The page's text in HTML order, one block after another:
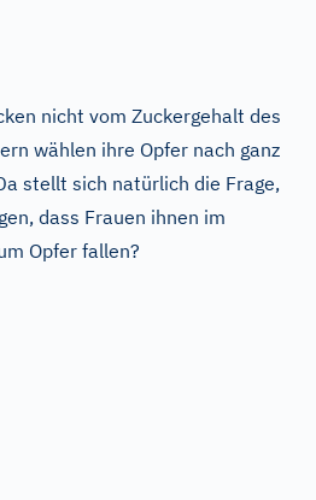
nicht vom Zuckergehalt des
wählen ihre Opfer nach ganz
stellt sich natürlich die Frage,
dass Frauen ihnen im
Opfer fallen?